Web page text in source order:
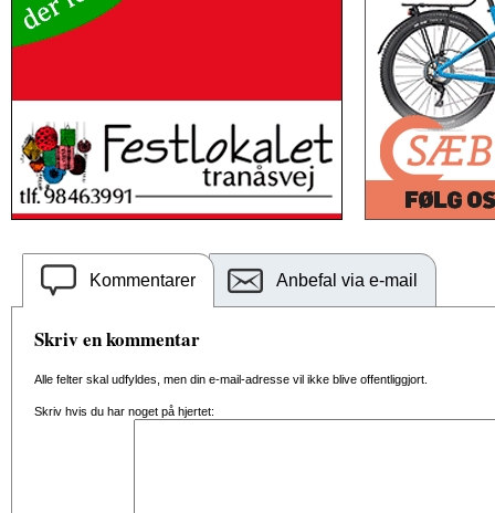
Kommentarer Anbefal via e-mail
Skriv en kommentar
Alle felter skal udfyldes, men din e-mail-adresse vil ikke blive offentliggjort.
Skriv hvis du har noget på hjertet: